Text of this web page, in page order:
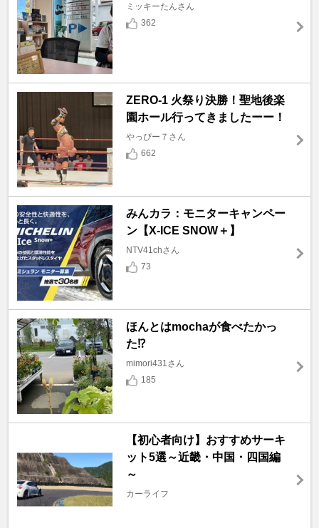
ミッキーたんさん
362
ZERO-1 火祭り決勝！聖地後楽
園ホール行ってきましたーー！
やっぴー７さん
662
みんカラ：モニターキャンペー
ン【X-ICE SNOW＋】
NTV41chさん
73
ほんとはmochaが食べたかっ
た⁉️
mimori431さん
185
【初心者向け】おすすめサーキ
ット5選～近畿・中国・四国編
～
カーライフ